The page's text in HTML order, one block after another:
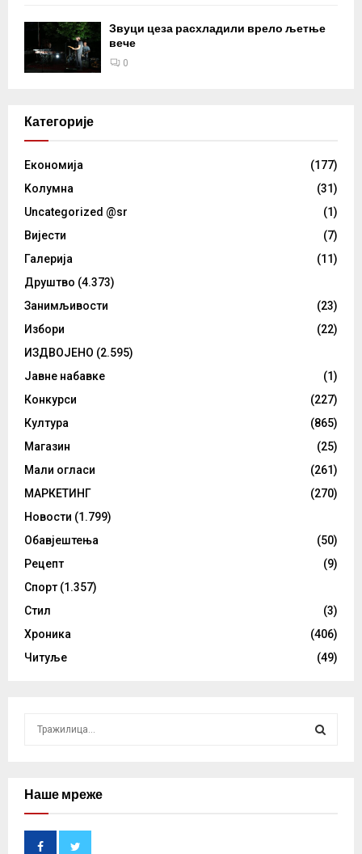
Звуци цеза расхладили врело љетње
вече
0
Категорије
Eкономија
(177)
Kолумнa
(31)
Uncategorized @sr
(1)
Вијести
(7)
Галерија
(11)
Друштво (4.373)
Занимљивости
(23)
Избори
(22)
ИЗДВОЈЕНО (2.595)
Јавне набавке
(1)
Конкурси
(227)
Култура
(865)
Магазин
(25)
Мали огласи
(261)
МАРКЕТИНГ
(270)
Новости (1.799)
Обавјештења
(50)
Рецепт
(9)
Спорт (1.357)
Стил
(3)
Хроника
(406)
Читуље
(49)
cНаше мреже